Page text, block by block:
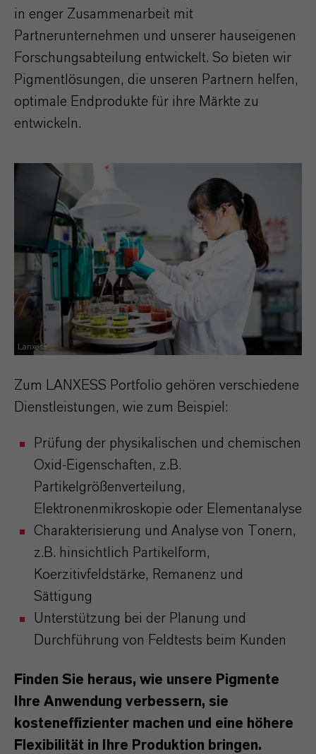
in enger Zusammenarbeit mit
Partnerunternehmen und unserer hauseigenen
Forschungsabteilung entwickelt. So bieten wir
Pigmentlösungen, die unseren Partnern helfen,
optimale Endprodukte für ihre Märkte zu
entwickeln.
Lanxess
Zum LANXESS Portfolio gehören verschiedene
Dienstleistungen, wie zum Beispiel:
Prüfung der physikalischen und chemischen
Oxid-Eigenschaften, z.B.
Partikelgrößenverteilung,
Elektronenmikroskopie oder Elementanalyse
Charakterisierung und Analyse von Tonern,
z.B. hinsichtlich Partikelform,
Koerzitivfeldstärke, Remanenz und
Sättigung
Unterstützung bei der Planung und
Durchführung von Feldtests beim Kunden
Finden Sie heraus, wie unsere Pigmente
Ihre Anwendung verbessern, sie
kosteneffizienter machen und eine höhere
Flexibilität in Ihre Produktion bringen.